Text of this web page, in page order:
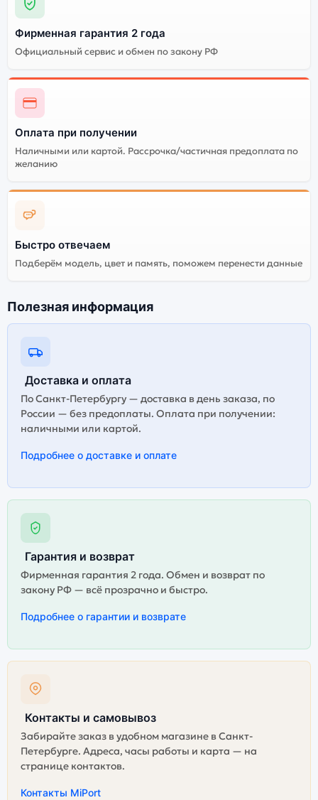
смартфона Samsung Galaxy Z Fold4 12Gb/256Gb Beige
(Бежевый). Мы рекомендуем выбирать оригинальной
поддерживает все сервисы. Не оригинальная версия
сервисов не гарантируется.
Фирменная гарантия 2 года
Официальный сервис и обмен по закону РФ
Оплата при получении
Наличными или картой. Рассрочка/частичная предоплата по
желанию
Быстро отвечаем
Подберём модель, цвет и память, поможем перенести данные
Полезная информация
Доставка и оплата
По Санкт-Петербургу — доставка в день заказа, по
России — без предоплаты. Оплата при получении:
наличными или картой.
Подробнее о доставке и оплате
Гарантия и возврат
Фирменная гарантия 2 года. Обмен и возврат по
закону РФ — всё прозрачно и быстро.
Подробнее о гарантии и возврате
Контакты и самовывоз
Забирайте заказ в удобном магазине в Санкт-
Петербурге. Адреса, часы работы и карта — на
странице контактов.
Контакты MiPort